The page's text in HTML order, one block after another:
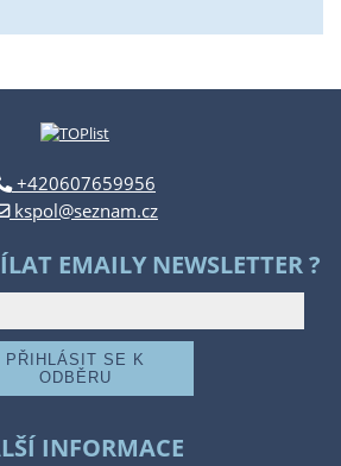
+420607659956
kspol@seznam.cz
EMAILY NEWSLETTER ?
INFORMACE